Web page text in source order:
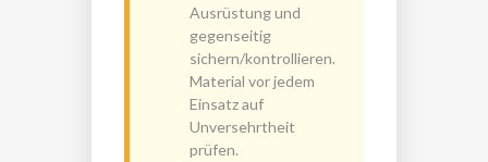
Ausrüstung und
gegenseitig
sichern/kontrollieren.
Material vor jedem
Einsatz auf
Unversehrtheit
prüfen.